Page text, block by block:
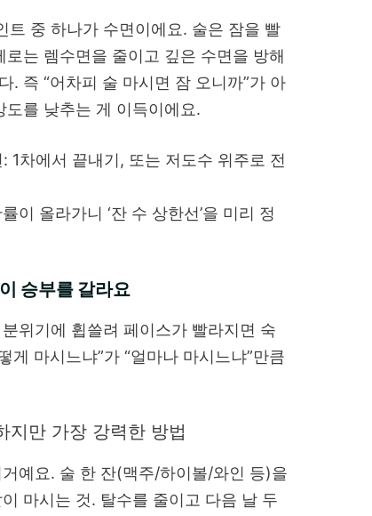
트 중 하나가 수면이에요. 술은 잠을 빨
는 렘수면을 줄이고 깊은 수면을 방해
. 즉 “어차피 술 마시면 잠 오니까”가 아
를 낮추는 게 이득이에요.
1차에서 끝내기, 또는 저도수 위주로 전
이 올라가니 ‘잔 수 상한선’을 미리 정
승부를 갈라요
위기에 휩쓸려 페이스가 빨라지면 숙
게 마시느냐”가 “얼마나 마시느냐”만큼
지만 가장 강력한 방법
예요. 술 한 잔(맥주/하이볼/와인 등)을
마시는 것. 탈수를 줄이고 다음 날 두